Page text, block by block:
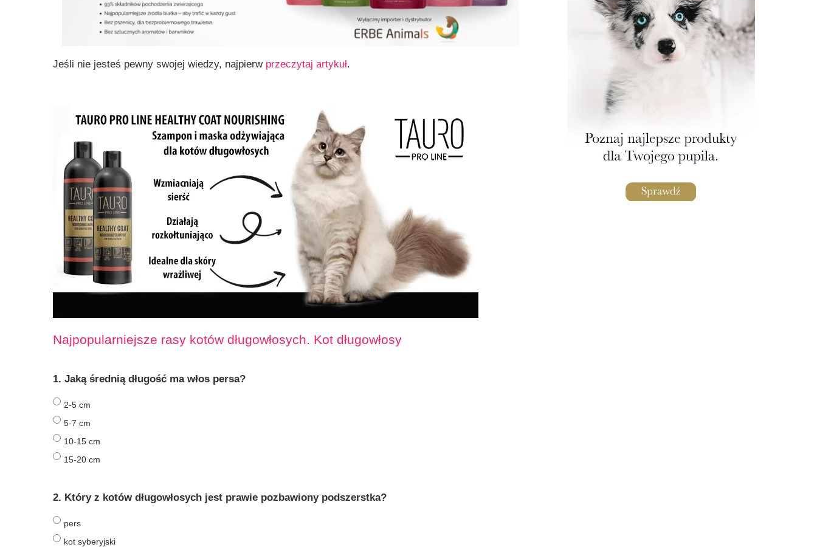
Jeśli nie jesteś pewny swojej wiedzy, najpierw przeczytaj artykuł.
Najpopularniejsze rasy kotów długowłosych. Kot długowłosy
1. Jaką średnią długość ma włos persa?
2-5 cm
5-7 cm
10-15 cm
15-20 cm
2. Który z kotów długowłosych jest prawie pozbawiony podszerstka?
pers
kot syberyjski